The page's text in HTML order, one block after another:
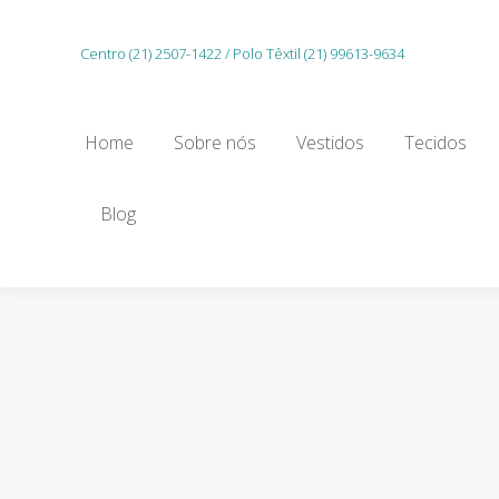
Centro (21) 2507-1422 / Polo Têxtil (21) 99613-9634
Home Sobre nós Vestidos Tecidos
Blog